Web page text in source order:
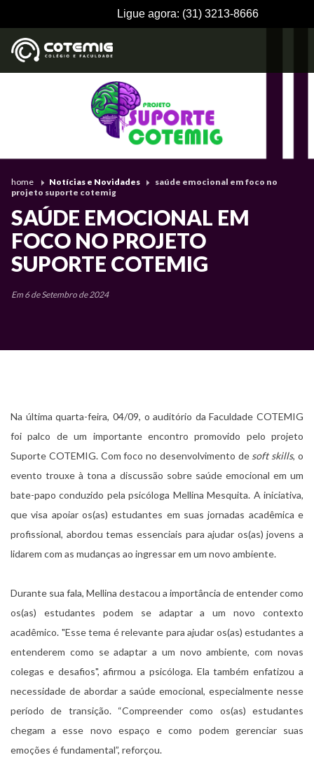
Ligue agora: (31) 3213-8666
home Notícias e Novidades
saúde emocional em foco no
projeto suporte cotemig
SAÚDE EMOCIONAL EM
FOCO NO PROJETO
SUPORTE COTEMIG
Em 6 de Setembro de 2024
Na última quarta-feira, 04/09, o auditório da Faculdade COTEMIG
foi palco de um importante encontro promovido pelo projeto
Suporte COTEMIG. Com foco no desenvolvimento de soft skills, o
evento trouxe à tona a discussão sobre saúde emocional em um
bate-papo conduzido pela psicóloga Mellina Mesquita. A iniciativa,
que visa apoiar os(as) estudantes em suas jornadas acadêmica e
profissional, abordou temas essenciais para ajudar os(as) jovens a
lidarem com as mudanças ao ingressar em um novo ambiente.
Durante sua fala, Mellina destacou a importância de entender como
os(as) estudantes podem se adaptar a um novo contexto
acadêmico. "Esse tema é relevante para ajudar os(as) estudantes a
entenderem como se adaptar a um novo ambiente, com novas
colegas e desafios", afirmou a psicóloga. Ela também enfatizou a
necessidade de abordar a saúde emocional, especialmente nesse
período de transição. “Compreender como os(as) estudantes
chegam a esse novo espaço e como podem gerenciar suas
emoções é fundamental”, reforçou.